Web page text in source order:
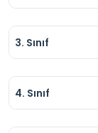
3. Sınıf
4. Sınıf